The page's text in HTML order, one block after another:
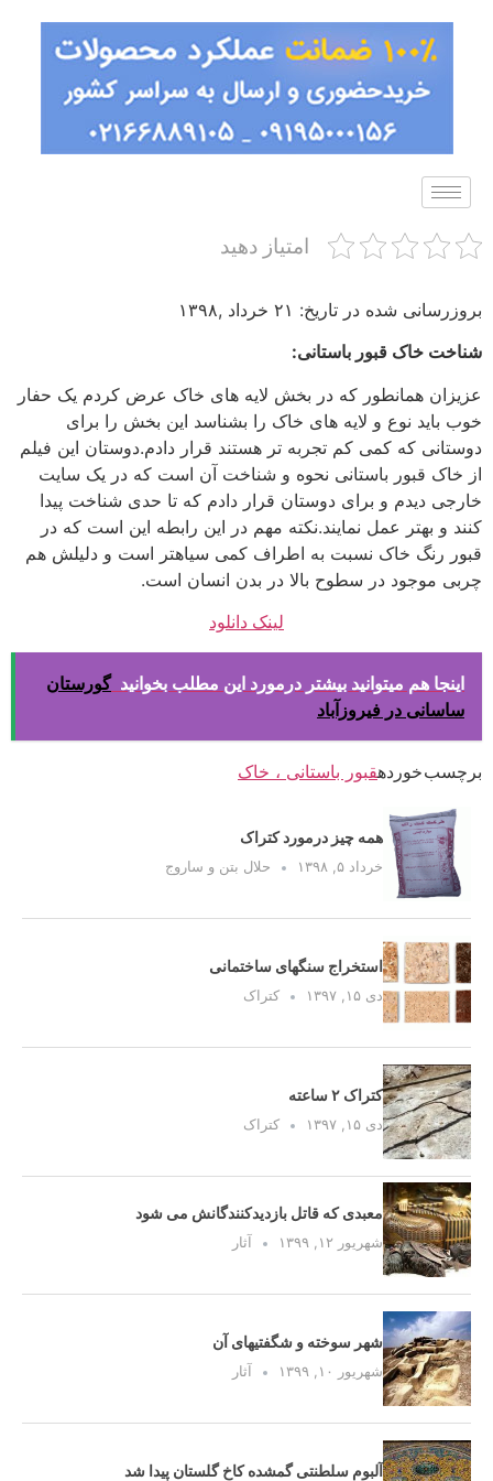
امتیاز دهید
بروزرسانی شده در تاریخ: ۲۱ خرداد ,۱۳۹۸
شناخت خاک قبور باستانی:
عزیزان همانطور که در بخش لایه های خاک عرض کردم یک حفار
خوب باید نوع و لایه های خاک را بشناسد این بخش را برای
دوستانی که کمی کم تجربه تر هستند قرار دادم.دوستان این فیلم
از خاک قبور باستانی نحوه و شناخت آن است که در یک سایت
خارجی دیدم و برای دوستان قرار دادم که تا حدی شناخت پیدا
کنند و بهتر عمل نمایند.نکته مهم در این رابطه این است که در
قبور رنگ خاک نسبت به اطراف کمی سیاهتر است و دلیلش هم
چربی موجود در سطوح بالا در بدن انسان است.
لینک دانلود
اینجا هم میتوانید بیشتر درمورد این مطلب بخوانید گورستان
ساسانی در فیروزآباد
برچسب خوردهقبور باستانی ، خاک
همه چیز درمورد کتراک
خرداد ۵, ۱۳۹۸ حلال بتن و ساروج
استخراج سنگهای ساختمانی
دی ۱۵, ۱۳۹۷ کتراک
کتراک ۲ ساعته
دی ۱۵, ۱۳۹۷ کتراک
معبدی که قاتل بازدیدکنندگانش می شود
شهریور ۱۲, ۱۳۹۹ آثار
شهر سوخته و شگفتیهای آن
شهریور ۱۰, ۱۳۹۹ آثار
آلبوم سلطنتی گمشده کاخ گلستان پیدا شد